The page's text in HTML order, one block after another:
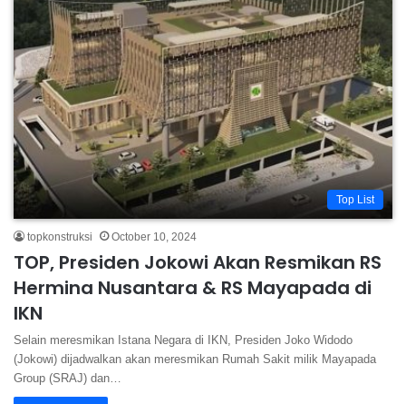
Top List
topkonstruksi October 10, 2024
TOP, Presiden Jokowi Akan Resmikan RS
Hermina Nusantara & RS Mayapada di
IKN
Selain meresmikan Istana Negara di IKN, Presiden Joko Widodo
(Jokowi) dijadwalkan akan meresmikan Rumah Sakit milik Mayapada
Group (SRAJ) dan…